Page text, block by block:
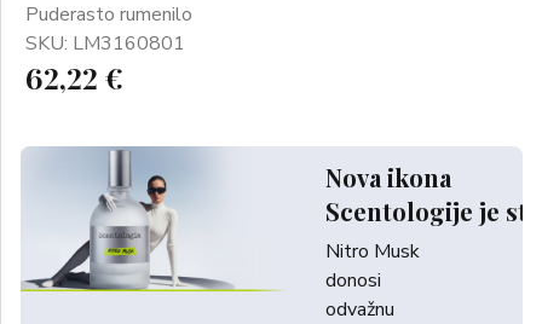
Puderasto rumenilo
SKU: LM3160801
62,22 €
Nova ikona
Scentologije je
Nitro Musk
donosi
odvažnu